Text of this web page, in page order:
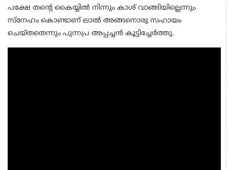
പക്ഷേ തന്റെ കൈയ്യില്‍ നിന്നും കാശ് വാങ്ങിയില്ലെന്നും
സ്നേഹം കൊണ്ടാണ് ലാല്‍ അങ്ങനൊരു സഹായം
ചെയ്തതെന്നും പുന്നപ്ര അപ്പച്ചൻ കൂട്ടിച്ചേർത്തു.